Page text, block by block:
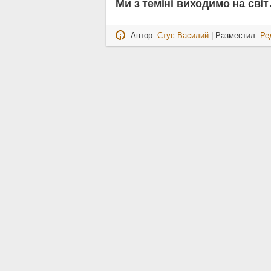
Ми з теміні виходимо на
Автор:Стус Василий | Разместил: